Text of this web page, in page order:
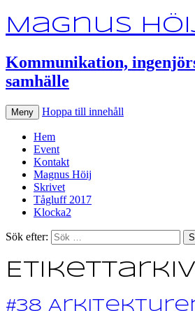
Magnus
Kommunikation,
samhälle
Meny Hoppa till innehåll
Hem
Event
Kontakt
Magnus Höij
Skrivet
Tågluff 2017
Klocka2
Sök efter:
#38